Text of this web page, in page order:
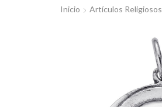
Inicio Artículos Religiosos